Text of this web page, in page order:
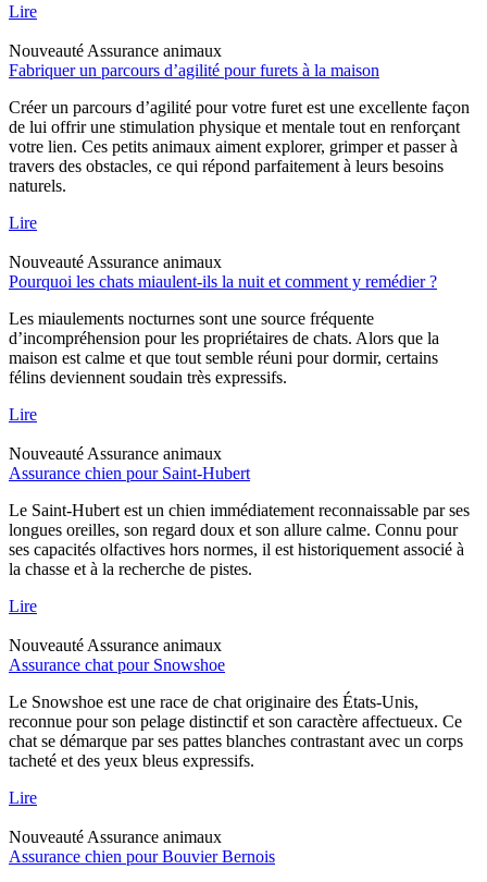
Lire
Nouveauté Assurance animaux
Fabriquer un parcours d’agilité pour furets à la maison
Créer un parcours d’agilité pour votre furet est une excellente façon
de lui offrir une stimulation physique et mentale tout en renforçant
votre lien. Ces petits animaux aiment explorer, grimper et passer à
travers des obstacles, ce qui répond parfaitement à leurs besoins
naturels.
Lire
Nouveauté Assurance animaux
Pourquoi les chats miaulent-ils la nuit et comment y remédier ?
Les miaulements nocturnes sont une source fréquente
d’incompréhension pour les propriétaires de chats. Alors que la
maison est calme et que tout semble réuni pour dormir, certains
félins deviennent soudain très expressifs.
Lire
Nouveauté Assurance animaux
Assurance chien pour Saint-Hubert
Le Saint-Hubert est un chien immédiatement reconnaissable par ses
longues oreilles, son regard doux et son allure calme. Connu pour
ses capacités olfactives hors normes, il est historiquement associé à
la chasse et à la recherche de pistes.
Lire
Nouveauté Assurance animaux
Assurance chat pour Snowshoe
Le Snowshoe est une race de chat originaire des États-Unis,
reconnue pour son pelage distinctif et son caractère affectueux. Ce
chat se démarque par ses pattes blanches contrastant avec un corps
tacheté et des yeux bleus expressifs.
Lire
Nouveauté Assurance animaux
Assurance chien pour Bouvier Bernois